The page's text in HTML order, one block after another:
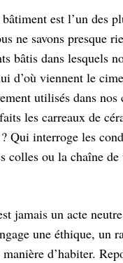
est l’un des
ne savons presque
bâtis dans lesquels
d’où viennent le
utilisés dans nos
les carreaux de
Qui interroge les
colles ou la chaîne de
jamais un acte
une éthique, un
d’habiter.